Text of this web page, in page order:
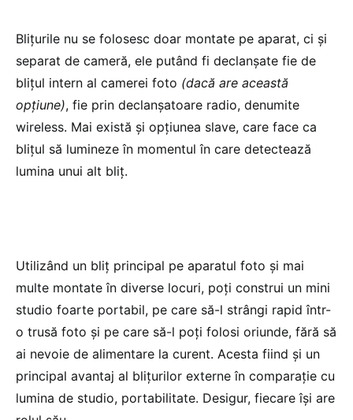
Blițurile nu se folosesc doar montate pe aparat, ci și
separat de cameră, ele putând fi declanșate fie de
blițul intern al camerei foto (dacă are această
opțiune), fie prin declanșatoare radio, denumite
wireless. Mai există și opțiunea slave, care face ca
blițul să lumineze în momentul în care detectează
lumina unui alt bliț.
Utilizând un bliț principal pe aparatul foto și mai
multe montate în diverse locuri, poți construi un mini
studio foarte portabil, pe care să-l strângi rapid într-
o trusă foto și pe care să-l poți folosi oriunde, fără să
ai nevoie de alimentare la curent. Acesta fiind și un
principal avantaj al blițurilor externe în comparație cu
lumina de studio, portabilitate. Desigur, fiecare își are